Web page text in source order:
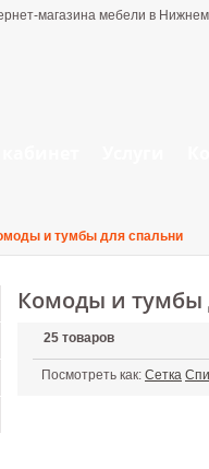
магазина мебели в
и тумбы для спальни
Комоды и тумбы
25 товаров
Посмотреть как: Сетка